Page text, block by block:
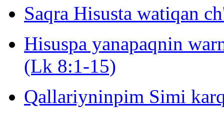
Saqra Hisusta watiqan
Hisuspa yanapaqnin
(Lk 8:1-15)
Qallariyninpim Simi